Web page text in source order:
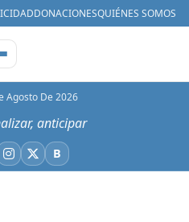
DONACIONESQUIÉNES SOMOS
Agosto De 2026
anticipar
Instagram
X BBluesky